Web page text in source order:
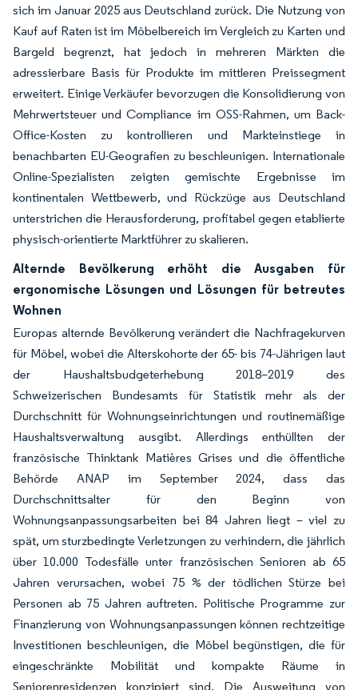
sich im Januar 2025 aus Deutschland zurück. Die Nutzung von
Kauf auf Raten ist im Möbelbereich im Vergleich zu Karten und
Bargeld begrenzt, hat jedoch in mehreren Märkten die
adressierbare Basis für Produkte im mittleren Preissegment
erweitert. Einige Verkäufer bevorzugen die Konsolidierung von
Mehrwertsteuer und Compliance im OSS-Rahmen, um Back-
Office-Kosten zu kontrollieren und Markteinstiege in
benachbarten EU-Geografien zu beschleunigen. Internationale
Online-Spezialisten zeigten gemischte Ergebnisse im
kontinentalen Wettbewerb, und Rückzüge aus Deutschland
unterstrichen die Herausforderung, profitabel gegen etablierte
physisch-orientierte Marktführer zu skalieren.
Alternde Bevölkerung erhöht die Ausgaben für
ergonomische Lösungen und Lösungen für betreutes
Wohnen
Europas alternde Bevölkerung verändert die Nachfragekurven
für Möbel, wobei die Alterskohorte der 65- bis 74-Jährigen laut
der Haushaltsbudgeterhebung 2018–2019 des
Schweizerischen Bundesamts für Statistik mehr als der
Durchschnitt für Wohnungseinrichtungen und routinemäßige
Haushaltsverwaltung ausgibt. Allerdings enthüllten der
französische Thinktank Matières Grises und die öffentliche
Behörde ANAP im September 2024, dass das
Durchschnittsalter für den Beginn von
Wohnungsanpassungsarbeiten bei 84 Jahren liegt – viel zu
spät, um sturzbedingte Verletzungen zu verhindern, die jährlich
über 10.000 Todesfälle unter französischen Senioren ab 65
Jahren verursachen, wobei 75 % der tödlichen Stürze bei
Personen ab 75 Jahren auftreten. Politische Programme zur
Finanzierung von Wohnungsanpassungen können rechtzeitige
Investitionen beschleunigen, die Möbel begünstigen, die für
eingeschränkte Mobilität und kompakte Räume in
Seniorenresidenzen konzipiert sind. Die Ausweitung von